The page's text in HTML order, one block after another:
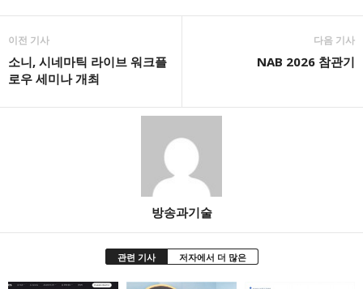
이전 기사
소니, 시네마틱 라이브 워크플
로우 세미나 개최
다음 기사
NAB 2026 참관기
방송과기술
관련 기사 저자에서 더 많은